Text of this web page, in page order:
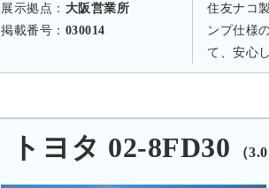
展示拠点： 大阪営業所
掲載番号： 030014
住友ナコ
ンプ仕様
て、安心
トヨタ 02-8FD30 （